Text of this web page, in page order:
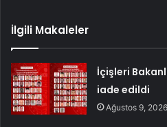
İlgili Makaleler
İçişleri
iade edildi
Ağustos 9, 2026